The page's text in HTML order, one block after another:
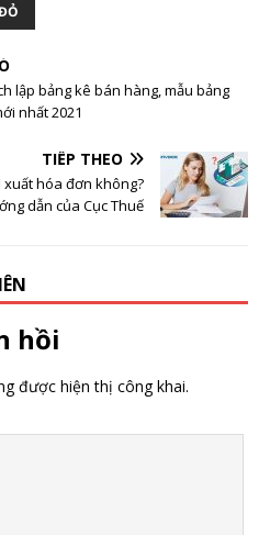
lập bảng kê bán hàng, mẫu bảng
nhất 2021
TIẾP THEO
hóa đơn không?
dẫn của Cục Thuế
hồi
được hiện thị công khai.